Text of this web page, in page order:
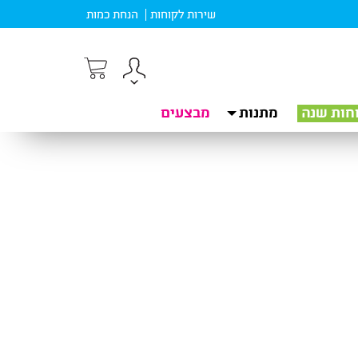
שירות לקוחות הנחת כמות
שנה מתנות מבצעים